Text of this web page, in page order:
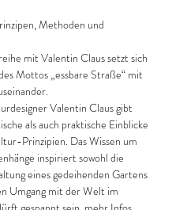
Methoden und
mit Valentin Claus setzt sich
Mottos „essbare Straße“ mit
Valentin Claus gibt
als auch praktische Einblicke
Prinzipien. Das Wissen um
inspiriert sowohl die
eines gedeihenden Gartens
Umgang mit der Welt im